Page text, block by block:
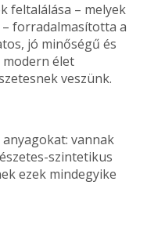
feltalá­lása – melyek
forradalmasította a
jó minőségű és
élet
veszünk.
vannak
szintetikus
ezek mindegyike